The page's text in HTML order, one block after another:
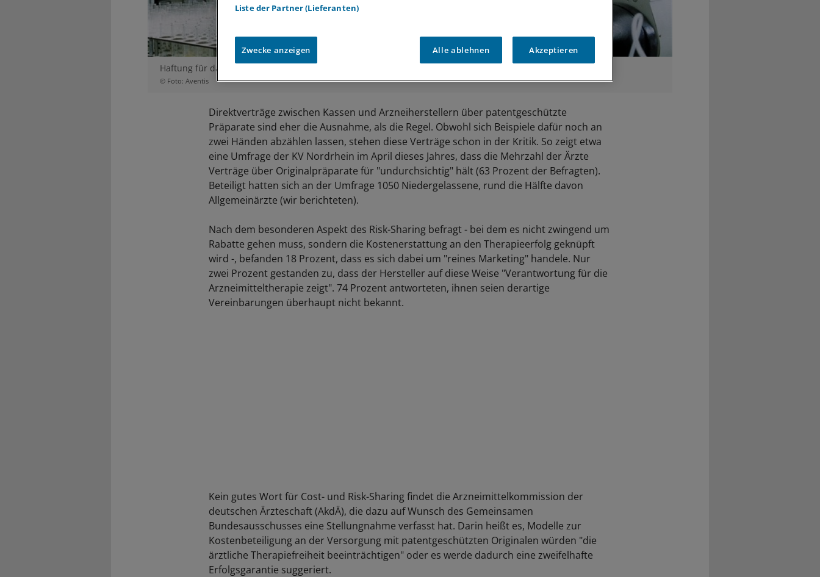
Haftung für das Nutzenversprechen eines innovativen Arzneimittels: Forschung in einem Labor.
© Foto: Aventis
Direktverträge zwischen Kassen und Arzneiherstellern über patentgeschützte
Präparate sind eher die Ausnahme, als die Regel. Obwohl sich Beispiele dafür noch an
zwei Händen abzählen lassen, stehen diese Verträge schon in der Kritik. So zeigt etwa
eine Umfrage der KV Nordrhein im April dieses Jahres, dass die Mehrzahl der Ärzte
Verträge über Originalpräparate für "undurchsichtig" hält (63 Prozent der Befragten).
Beteiligt hatten sich an der Umfrage 1050 Niedergelassene, rund die Hälfte davon
Allgemeinärzte (wir berichteten).
Nach dem besonderen Aspekt des Risk-Sharing befragt - bei dem es nicht zwingend um
Rabatte gehen muss, sondern die Kostenerstattung an den Therapieerfolg geknüpft
wird -, befanden 18 Prozent, dass es sich dabei um "reines Marketing" handele. Nur
zwei Prozent gestanden zu, dass der Hersteller auf diese Weise "Verantwortung für die
Arzneimitteltherapie zeigt". 74 Prozent antworteten, ihnen seien derartige
Vereinbarungen überhaupt nicht bekannt.
Kein gutes Wort für Cost- und Risk-Sharing findet die Arzneimittelkommission der
deutschen Ärzteschaft (AkdÄ), die dazu auf Wunsch des Gemeinsamen
Bundesausschusses eine Stellungnahme verfasst hat. Darin heißt es, Modelle zur
Kostenbeteiligung an der Versorgung mit patentgeschützten Originalen würden "die
ärztliche Therapiefreiheit beeinträchtigen" oder es werde dadurch eine zweifelhafte
Erfolgsgarantie suggeriert.
Liste der Partner (Lieferanten)
Zwecke anzeigen Alle ablehnen Akzeptieren